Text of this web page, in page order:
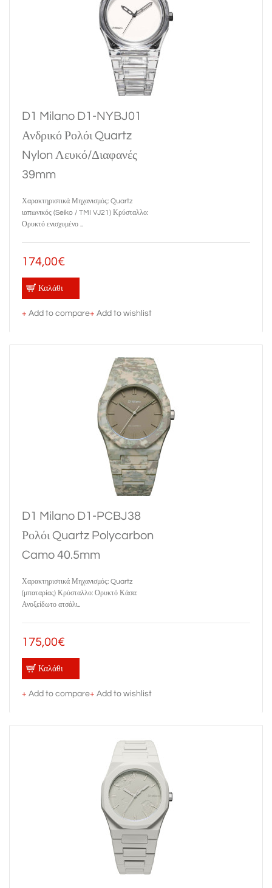
D1 Milano D1-NYBJ01
Ανδρικό Ρολόι Quartz
Nylon Λευκό/Διαφανές
39mm
Χαρακτηριστικά Μηχανισμός: Quartz
ιαπωνικός (Seiko / TMI VJ21) Κρύσταλλο:
Ορυκτό ενισχυμένο ..
174,00€
Καλάθι
+ Add to compare+ Add to wishlist
D1 Milano D1-PCBJ38
Ρολόι Quartz Polycarbon
Camo 40.5mm
Χαρακτηριστικά Μηχανισμός: Quartz
(μπαταρίας) Κρύσταλλο: Ορυκτό Κάσα:
Ανοξείδωτο ατσάλι..
175,00€
Καλάθι
+ Add to compare+ Add to wishlist